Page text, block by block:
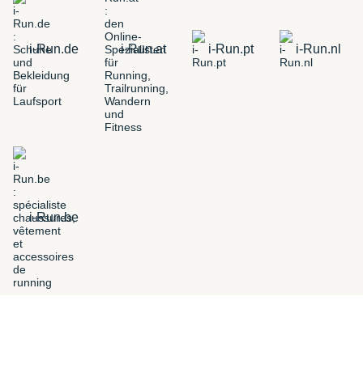
i-Run.de i-Run.at i-Run.pt i-Run.nl
i-Run.be